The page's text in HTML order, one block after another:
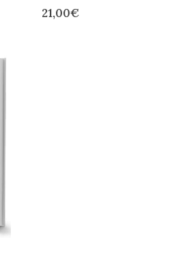
21,00€